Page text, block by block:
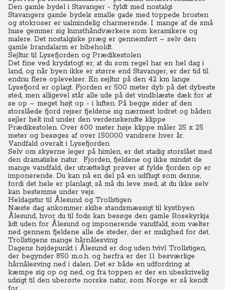
Den gamle bydel i Stavanger - fyldt med nostalgi
Stavangers gamle bydels smalle gade med toppede brosten
og stokroser er ualmindelig charmerende. I mange af de små
huse gemmer sig kunsthåndværkere som keramikere og
malere. Det nostalgiske præg er gennemført – selv den
gamle brandalarm er bibeholdt.
Sejltur til Lysefjorden og Prædikestolen
Det fine ved krydstogt er, at du som regel har en hel dag i
land, og når byen ikke er større end Stavanger, er der tid til
endnu flere oplevelser. En sejltur på den 42 km lange
Lysefjord er oplagt. Fjorden er 500 meter dyb på det dybeste
sted, men alligevel står alle ude på det vindblæste dæk for at
se op – meget højt op - i luften. På begge sider af den
storslåede fjord rejser fjeldene sig nærmest lodret og båden
sejler helt ind under den verdenskendte klippe
Prædikestolen. Over 600 meter høje klippe måler 25 x 25
meter og besøges af over 150.000 vandrere hver år.
Vandfald overalt i Lysefjorden
Selv om skyerne leger på himlen, er det stadig storslået med
den dramatiske natur. Fjorden, fjeldene og ikke mindst de
mange vandfald, der utrætteligt prøver at fylde fjorden op er
imponerende. Du kan nå en del på en udflugt som denne,
fordi det hele er planlagt, så må du leve med, at du ikke selv
kan bestemme under vejs.
Heldagstur til Ålesund og Trollstigen
Næste dag ankommer skibe standsmæssigt til kystbyen
Ålesund, hvor du til fods kan besøge den gamle Rosekyrkja
lidt uden for Ålesund og imponerende vandfald, som vælter
ned gennem fjeldene alle de steder, der er mulighed for det.
Trollstigens mange hårnålesving
Dagens højdepunkt i Ålesund er dog uden tvivl Trollstigen,
der begynder 850 m.o.h. og herfra er der 11 besværlige
hårnålesving ned i dalen. Det er både en udfordring at
kæmpe sig op og ned, og fra toppen er der en ubeskrivelig
udsigt til den uberørte norske natur, som Norge er så kendt